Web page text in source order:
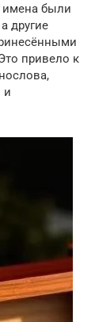
имена были
другие
привело к
и